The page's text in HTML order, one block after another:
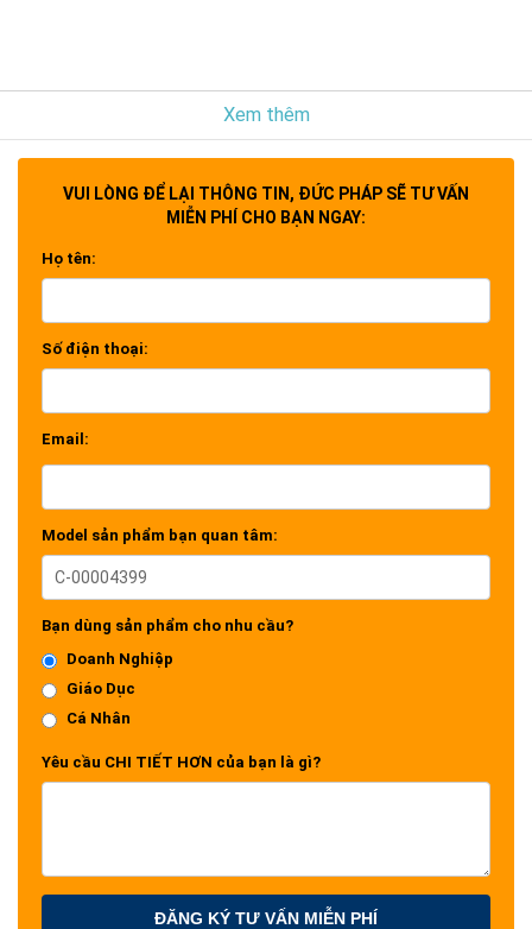
Xem thêm
VUI LÒNG ĐỂ LẠI THÔNG TIN, ĐỨC PHÁP SẼ TƯ VẤN
MIỄN PHÍ CHO BẠN NGAY:
Họ tên:
Số điện thoại:
Email:
Model sản phẩm bạn quan tâm:
Bạn dùng sản phẩm cho nhu cầu?
Doanh Nghiệp
Giáo Dục
Cá Nhân
Yêu cầu CHI TIẾT HƠN của bạn là gì?
ĐĂNG KÝ TƯ VẤN MIỄN PHÍ